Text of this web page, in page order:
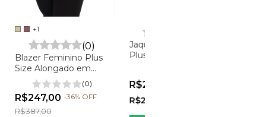
+1
(0)
Blazer Feminino Plus
Size Alongado em
Linho - Vanessa (0)
R$247,00 -36% OFF
R$387,00
Jaqueta Feminina
Plus Size Couro Fake -
R$247,00
R$234,65